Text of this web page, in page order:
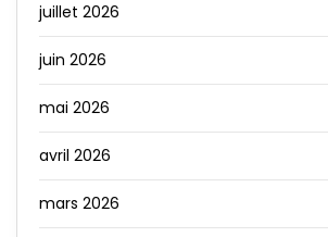
juillet 2026
juin 2026
mai 2026
avril 2026
mars 2026